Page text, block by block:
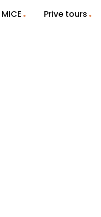
MICE Prive tours